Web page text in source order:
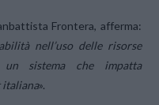
Frontera, afferma:
nell’uso delle risorse
sistema che impatta
italiana».